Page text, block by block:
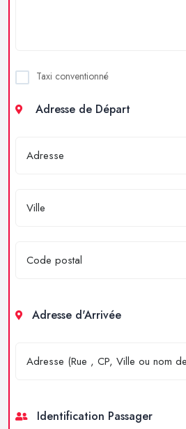
Taxi conventionné
Adresse de Départ
Adresse d'Arrivée
Identification Passager